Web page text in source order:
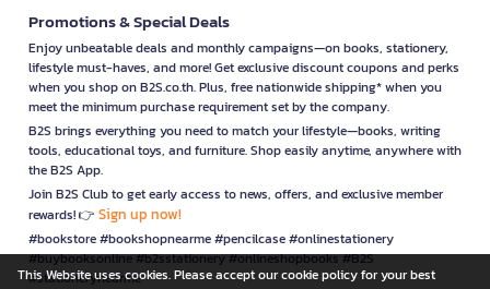
Promotions & Special Deals
Enjoy unbeatable deals and monthly campaigns—on books, stationery,
lifestyle must-haves, and more! Get exclusive discount coupons and perks
when you shop on B2S.co.th. Plus, free nationwide shipping* when you
meet the minimum purchase requirement set by the company.
B2S brings everything you need to match your lifestyle—books, writing
tools, educational toys, and furniture. Shop easily anytime, anywhere with
the B2S App.
Join B2S Club to get early access to news, offers, and exclusive member
rewards! 👉 Sign up now!
#bookstore #bookshopnearme #pencilcase #onlinestationery
#buybooksonline #b2sstationery #onlineshopbooks #B2S
#stationerynearme
This Website uses cookies. Please accept our cookie policy for your best